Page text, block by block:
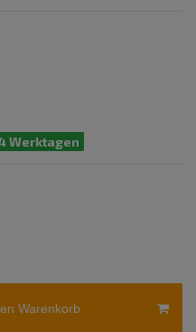
Werktagen
Warenkorb